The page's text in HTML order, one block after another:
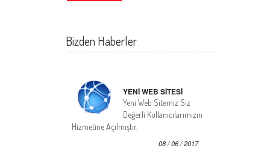
Bizden Haberler
YENİ WEB SİTESİ
Yeni Web Sitemiz Siz
Değerli Kullanıcılarımızın
Hizmetine Açılmıştır.
08 / 06 / 2017